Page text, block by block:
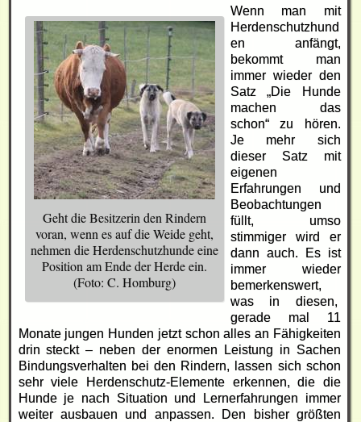
Geht die Besitzerin den Rindern
voran, wenn es auf die Weide geht,
nehmen die Herdenschutzhunde eine
Position am Ende der Herde ein.
(Foto: C. Homburg)
Wenn man mit
Herdenschutzhund
en anfängt,
bekommt man
immer wieder den
Satz „Die Hunde
machen das
schon“ zu hören.
Je mehr sich
dieser Satz mit
eigenen
Erfahrungen und
Beobachtungen
füllt, umso
stimmiger wird er
dann auch. Es ist
immer wieder
bemerkenswert,
was in diesen,
gerade mal 11
Monate jungen Hunden jetzt schon alles an Fähigkeiten
drin steckt – neben der enormen Leistung in Sachen
Bindungsverhalten bei den Rindern, lassen sich schon
sehr viele Herdenschutz-Elemente erkennen, die die
Hunde je nach Situation und Lernerfahrungen immer
weiter ausbauen und anpassen. Den bisher größten